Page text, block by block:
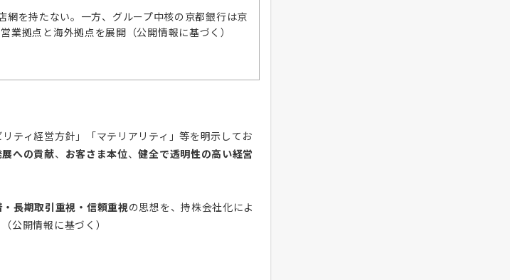
網を持たない。一方、グループ中核の京都銀行は京
業拠点と海外拠点を展開（公開情報に基づく）
ティ経営方針」「マテリアリティ」等を明示してお
への貢献、 お客さま本位、健全で透明性の高い経営
・長期取引重視・信頼重視の思想を、持株会社化によ
公開情報に基づく）